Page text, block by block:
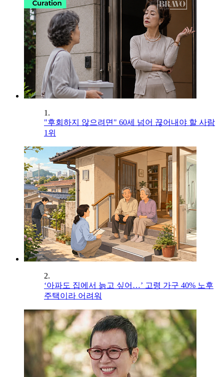
1.
"후회하지 않으려면" 60세 넘어 끊어내야 할 사람
1위
2.
‘아파도 집에서 늙고 싶어…’ 고령 가구 40% 노후
주택이라 어려워